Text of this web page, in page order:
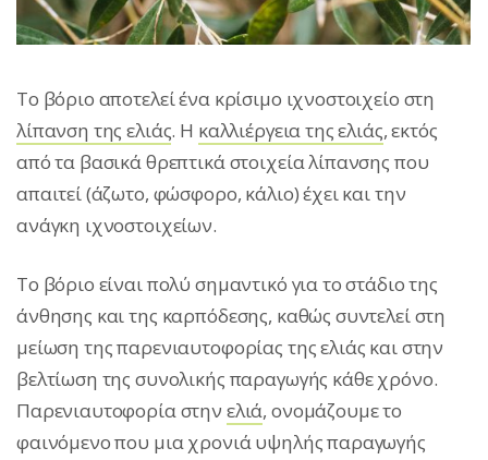
Το βόριο αποτελεί ένα κρίσιμο ιχνοστοιχείο στη
λίπανση της ελιάς. H καλλιέργεια της ελιάς, εκτός
από τα βασικά θρεπτικά στοιχεία λίπανσης που
απαιτεί (άζωτο, φώσφορο, κάλιο) έχει και την
ανάγκη ιχνοστοιχείων.
Το βόριο είναι πολύ σημαντικό για το στάδιο της
άνθησης και της καρπόδεσης, καθώς συντελεί στη
μείωση της παρενιαυτοφορίας της ελιάς και στην
βελτίωση της συνολικής παραγωγής κάθε χρόνο.
Παρενιαυτοφορία στην ελιά, ονομάζουμε το
φαινόμενο που μια χρονιά υψηλής παραγωγής